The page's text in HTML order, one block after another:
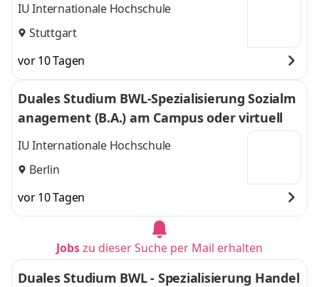
IU Internationale Hochschule
Stuttgart
vor 10 Tagen
Duales Studium BWL-Spezialisierung Sozialm
anagement (B.A.) am Campus oder virtuell
IU Internationale Hochschule
Berlin
vor 10 Tagen
Jobszu dieser Suche per Mail erhalten
Duales Studium BWL - Spezialisierung Handel